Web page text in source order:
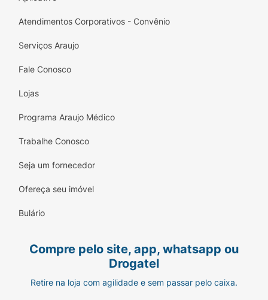
Atendimentos Corporativos - Convênio
Serviços Araujo
Fale Conosco
Lojas
Programa Araujo Médico
Trabalhe Conosco
Seja um fornecedor
Ofereça seu imóvel
Bulário
Compre pelo site, app, whatsapp ou
Drogatel
Retire na loja com agilidade e sem passar pelo caixa.